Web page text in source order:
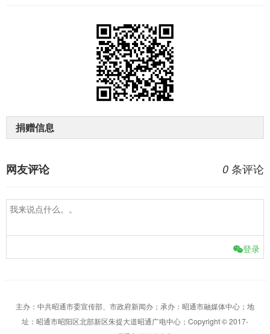
捐赠信息
0 条评论
网友评论
登录
主办：中共昭通市委宣传部、市政府新闻办；承办：昭通市融媒体中心；地
址：昭通市昭阳区北部新区朱提大道昭通广电中心；Copyright © 2017-